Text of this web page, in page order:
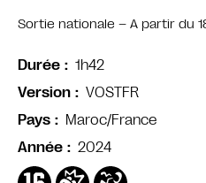
Sortie nationale – A partir du
Durée
1h42
Version
VOSTFR
Pays
Maroc/France
Année
2024